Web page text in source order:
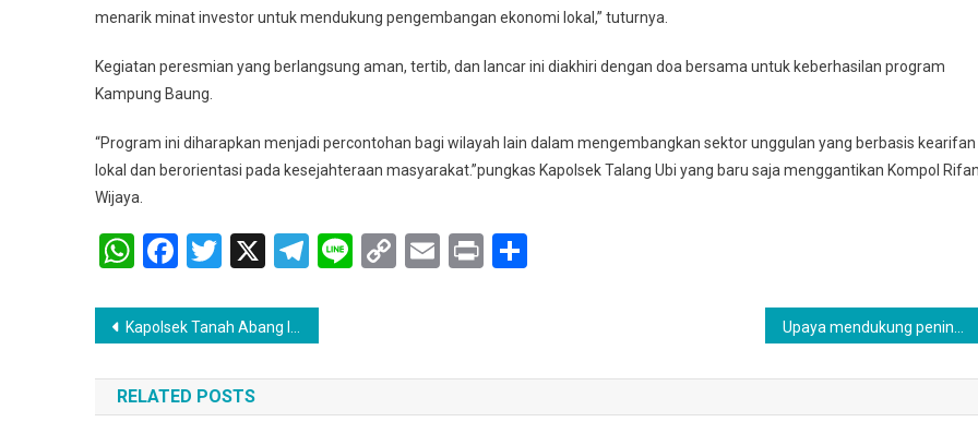
menarik minat investor untuk mendukung pengembangan ekonomi lokal,” tuturnya.
Kegiatan peresmian yang berlangsung aman, tertib, dan lancar ini diakhiri dengan doa bersama untuk keberhasilan program
Kampung Baung.
“Program ini diharapkan menjadi percontohan bagi wilayah lain dalam mengembangkan sektor unggulan yang berbasis kearifan
lokal dan berorientasi pada kesejahteraan masyarakat.”pungkas Kapolsek Talang Ubi yang baru saja menggantikan Kompol
Wijaya.
WhatsApp
Facebook
Twitter
X Telegram
LineCopyEmail
Print
Navigasi
pos
Kapolsek Tanah Abang Iptu Arzuan SH, Ungkap Motif dari MK yang ditemukan Gantung Diri
RELATED POSTS